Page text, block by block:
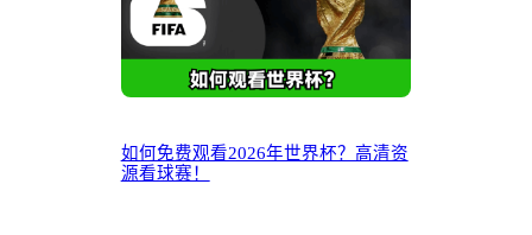
如何免费观看2026年世界杯？高清资
源看球赛！